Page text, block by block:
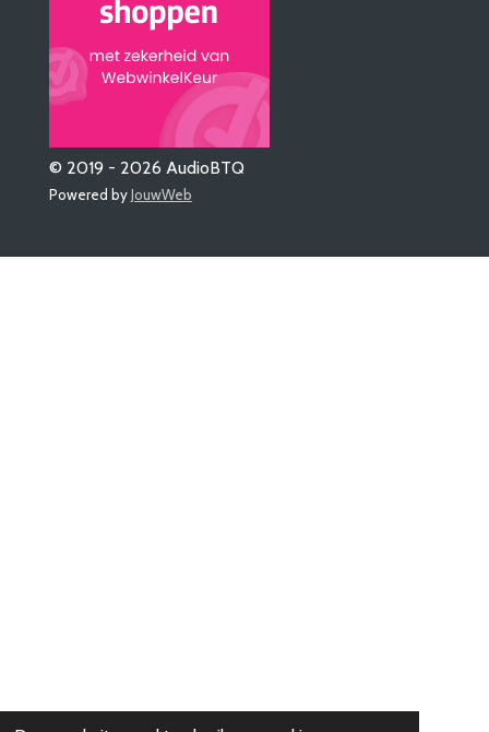
© 2019 - 2026 AudioBTQ
Powered byJouwWeb